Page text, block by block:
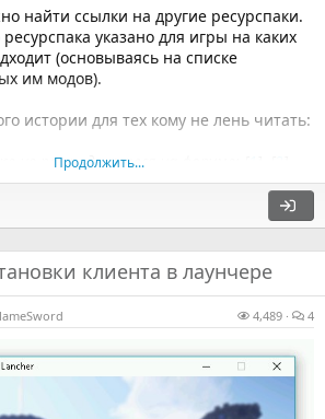
найти ссылки на другие ресурспаки.
указано для игры на каких
(основываясь на списке
им модов).
истории для тех кому не лень читать:
не раз поднимался на форуме: [
Продолжить...
клиента в лаунчере
4,489 4